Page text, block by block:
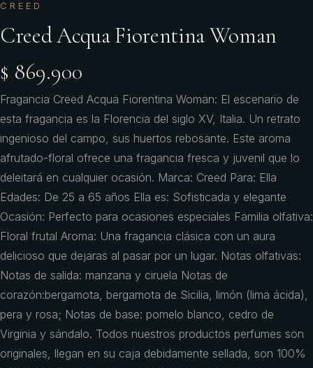
CREED
Creed Acqua Fiorentina Woman
$ 869.900
Fragancia Creed Acqua Fiorentina Woman: El escenario de
esta fragancia es la Florencia del siglo XV, Italia. Un retrato
ingenioso del campo, sus huertos rebosante. Este aroma
afrutado-floral ofrece una fragancia fresca y juvenil que lo
deleitará en cualquier ocasión. Marca: Creed Para: Ella
Edades: De 25 a 65 años Ella es: Sofisticada y elegante
Ocasión: Perfecto para ocasiones especiales Familia olfativa:
Floral frutal Aroma: Una fragancia clásica con un aura
delicioso que dejaras al pasar por un lugar. Notas olfativas:
Notas de salida: manzana y ciruela Notas de
corazón:bergamota, bergamota de Sicilia, limón (lima ácida),
pera y rosa; Notas de base: pomelo blanco, cedro de
Virginia y sándalo. Todos nuestros productos perfumes son
originales, llegan en su caja debidamente sellada, son 100%